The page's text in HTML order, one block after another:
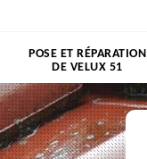
POSE ET RÉPARATION
DE VELUX 51